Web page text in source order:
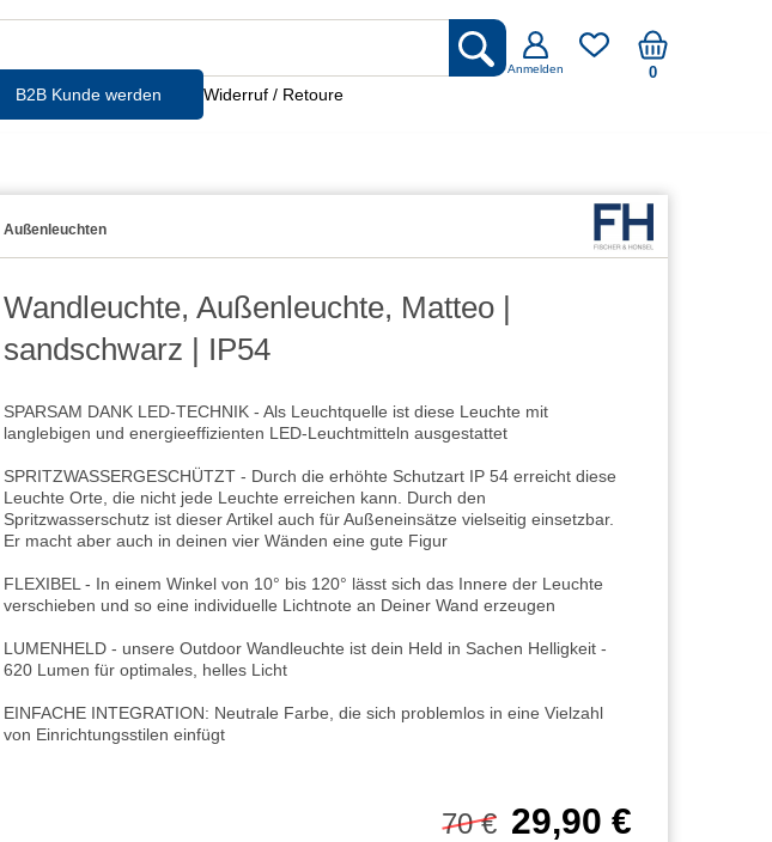
Anmelden 0
B2B Kunde werden Widerruf / Retoure
Außenleuchten
Wandleuchte, Außenleuchte, Matteo |
sandschwarz | IP54
SPARSAM DANK LED-TECHNIK - Als Leuchtquelle ist diese Leuchte mit
langlebigen und energieeffizienten LED-Leuchtmitteln ausgestattet
SPRITZWASSERGESCHÜTZT - Durch die erhöhte Schutzart IP 54 erreicht diese
Leuchte Orte, die nicht jede Leuchte erreichen kann. Durch den
Spritzwasserschutz ist dieser Artikel auch für Außeneinsätze vielseitig einsetzbar.
Er macht aber auch in deinen vier Wänden eine gute Figur
FLEXIBEL - In einem Winkel von 10° bis 120° lässt sich das Innere der Leuchte
verschieben und so eine individuelle Lichtnote an Deiner Wand erzeugen
LUMENHELD - unsere Outdoor Wandleuchte ist dein Held in Sachen Helligkeit -
620 Lumen für optimales, helles Licht
EINFACHE INTEGRATION: Neutrale Farbe, die sich problemlos in eine Vielzahl
von Einrichtungsstilen einfügt
70 € 29,90 €